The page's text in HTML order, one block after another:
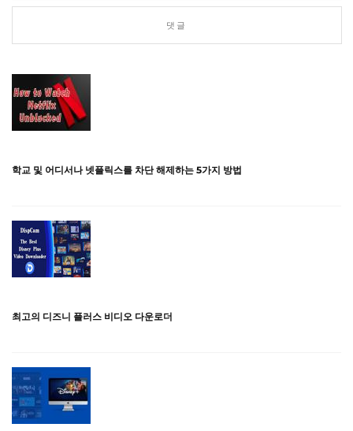
댓글
학교 및 어디서나 넷플릭스를 차단 해제하는 5가지 방법
최고의 디즈니 플러스 비디오 다운로더